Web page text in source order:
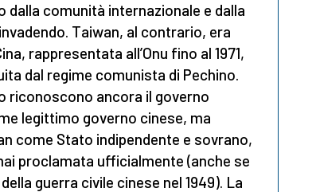
dalla comunità internazionale e dalla
Taiwan, al contrario, era
rappresentata all’Onu fino al 1971,
dal regime comunista di Pechino.
riconoscono ancora il governo
legittimo governo cinese, ma
come Stato indipendente e sovrano,
proclamata ufficialmente (anche se
guerra civile cinese nel 1949). La